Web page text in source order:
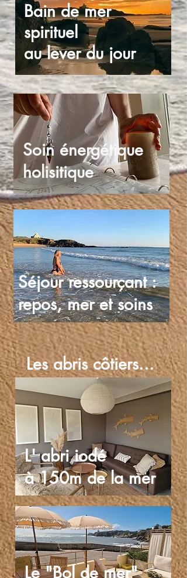
Bain de mer
spirituel
au lever du jour
Soin énergétique
holisitique
Séjour ressourçant :
repos, mer et soins
Les abris côtiers...
L' abri iodé
à 150m de la mer
Le "Bol de mer"